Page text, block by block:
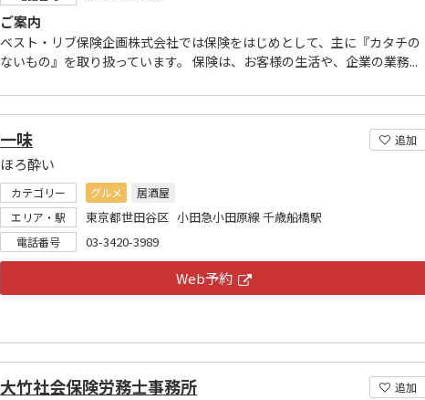
ご案内
ベスト・リブ保険企画株式会社では保険をはじめとして、主に『カタチの
ないもの』を取り扱っています。 保険は、お客様の生活や、企業の業務...
追加
一味
ほろ酔い
カテゴリー グルメ
居酒屋
エリア・駅
東京都世田谷区 小田急小田原線 千歳船橋駅
電話番号 03-3420-3989
Web予約
追加
大竹社会保険労務士事務所